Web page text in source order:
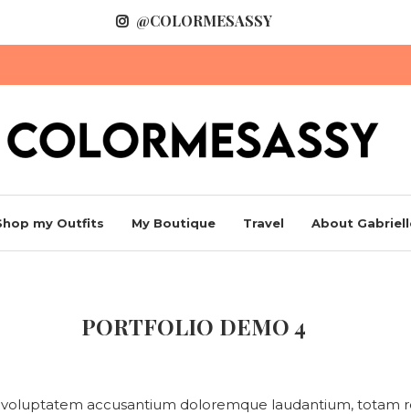
@COLORMESASSY
my Outfits My Boutique Travel About
PORTFOLIO DEMO 4
accusantium doloremque laudantium, totam